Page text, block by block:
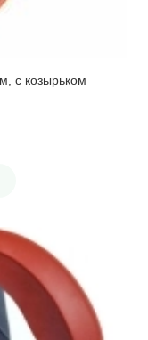
с козырьком